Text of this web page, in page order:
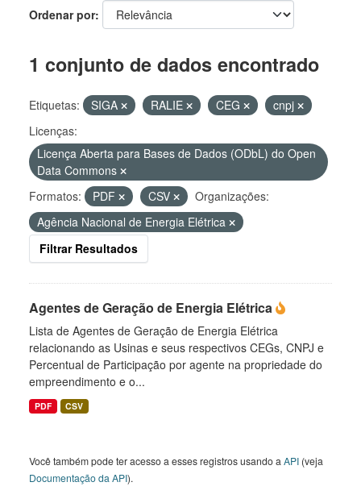
Ordenar por
1 conjunto de dados encontrado
Etiquetas: SIGA RALIE CEG
cnpj
Licenças:
Licença Aberta para Bases de Dados (ODbL) do Open
Data Commons
Formatos:
PDF CSV
Organizações:
Agência Nacional de Energia Elétrica
Filtrar Resultados
Agentes de Geração de Energia Elétrica
Lista de Agentes de Geração de Energia Elétrica
relacionando as Usinas e seus respectivos CEGs, CNPJ e
Percentual de Participação por agente na propriedade do
empreendimento e o...
PDF CSV
Você também pode ter acesso a esses registros usando a API (veja
Documentação da API).